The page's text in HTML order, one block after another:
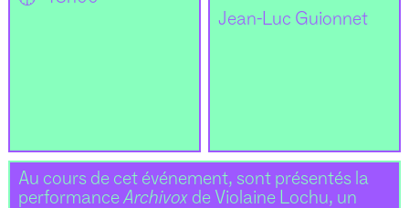
Au cours de cet événement, sont présentés la
performanceArchivoxde Violaine Lochu, un
Jean-Luc Guionnet